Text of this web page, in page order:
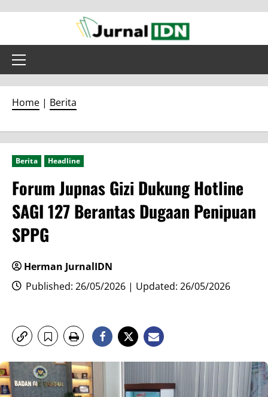
content
Primary
Home | Berita
Berita Headline
Forum Jupnas Gizi Dukung Hotline
SAGI 127 Berantas Dugaan Penipuan
SPPG
Herman JurnalIDN
Published: 26/05/2026 | Updated: 26/05/2026